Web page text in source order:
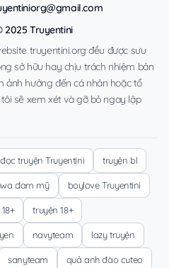
Truyentini
truyentini.org đều được sưu
sở hữu hay chịu trách nhiệm bản
ảnh hưởng đến cá nhân hoặc tổ
sẽ xem xét và gỡ bỏ ngay lập
đọc truyện Truyentini truyện bl
đam mỹ boylove Truyentini
truyện 18+
navyteam lazy truyện
sanyteam quả anh đào cuteo